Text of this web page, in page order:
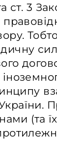
ст. 3
(та